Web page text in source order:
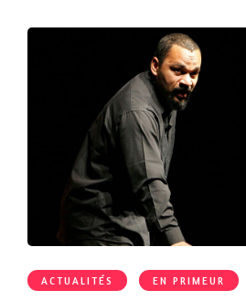
ACTUALITÉS EN PRIMEUR